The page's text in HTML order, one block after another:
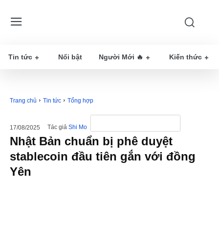
Tin tức Nổi bật Người Mới 🔥 Kiến thức
Trang chủ Tin tức Tổng hợp
17/08/2025 Tác giả Shi Mo
Nhật Bản chuẩn bị phê duyệt
stablecoin đầu tiên gắn với đồng
Yên